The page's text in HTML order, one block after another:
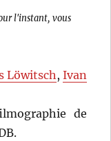
l'instant, vous
Löwitsch, Ivan
de